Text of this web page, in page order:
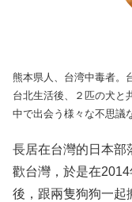
熊本県人、台湾中毒者。
台北生活後、２匹の犬と
中で出会う様々な不思議
長居在台灣的日本部
歡台灣，於是在
後，跟兩隻狗狗一起